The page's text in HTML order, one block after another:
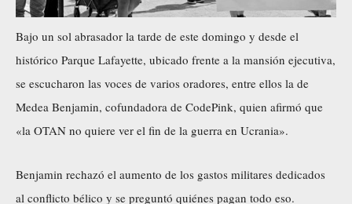
Bajo un sol abrasador la tarde de este domingo y desde el
histórico Parque Lafayette, ubicado frente a la mansión ejecutiva,
se escucharon las voces de varios oradores, entre ellos la de
Medea Benjamin, cofundadora de CodePink, quien afirmó que
«la OTAN no quiere ver el fin de la guerra en Ucrania».
Benjamin rechazó el aumento de los gastos militares dedicados
al conflicto bélico y se preguntó quiénes pagan todo eso.